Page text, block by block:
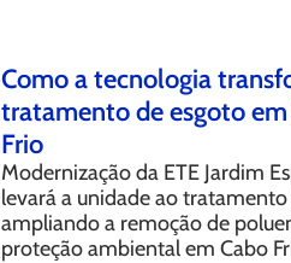
Como a tecnologia
tratamento de esgoto em
Frio
Modernização da ETE Jardim
levará a unidade ao
ampliando a remoção de
proteção ambiental em Cabo